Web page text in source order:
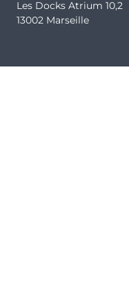
Les Docks Atrium 10,2
13002 Marseille